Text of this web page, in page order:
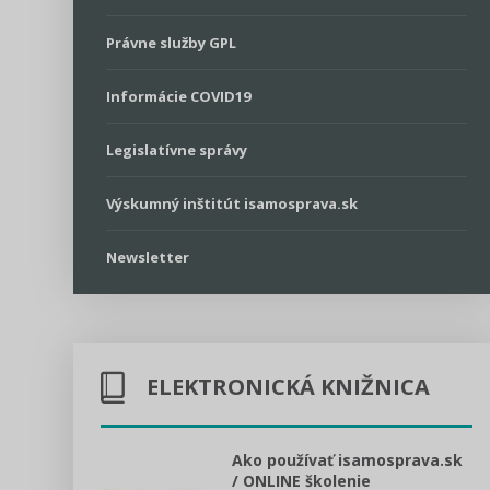
Právne služby GPL
Informácie COVID19
Legislatívne správy
Výskumný inštitút isamosprava.sk
Newsletter
ELEKTRONICKÁ KNIŽNICA
Ako používať isamosprava.sk
/ ONLINE školenie